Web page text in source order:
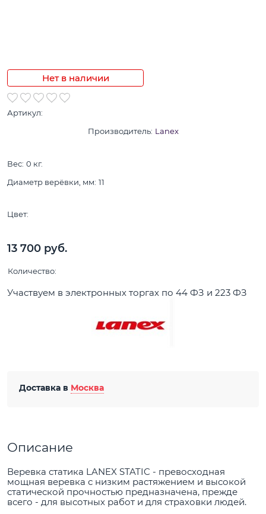
Нет в наличии
Артикул:
Производитель: Lanex
Вес: 0 кг.
Диаметр верёвки, мм: 11
Цвет:
13 700 руб.
Количество:
Участвуем в электронных торгах по 44 ФЗ и 223 ФЗ
Доставка в Москва
Описание
Веревка статика LANEX STATIC - превосходная
мощная веревка с низким растяжением и высокой
статической прочностью предназначена, прежде
всего - для высотных работ и для страховки людей.